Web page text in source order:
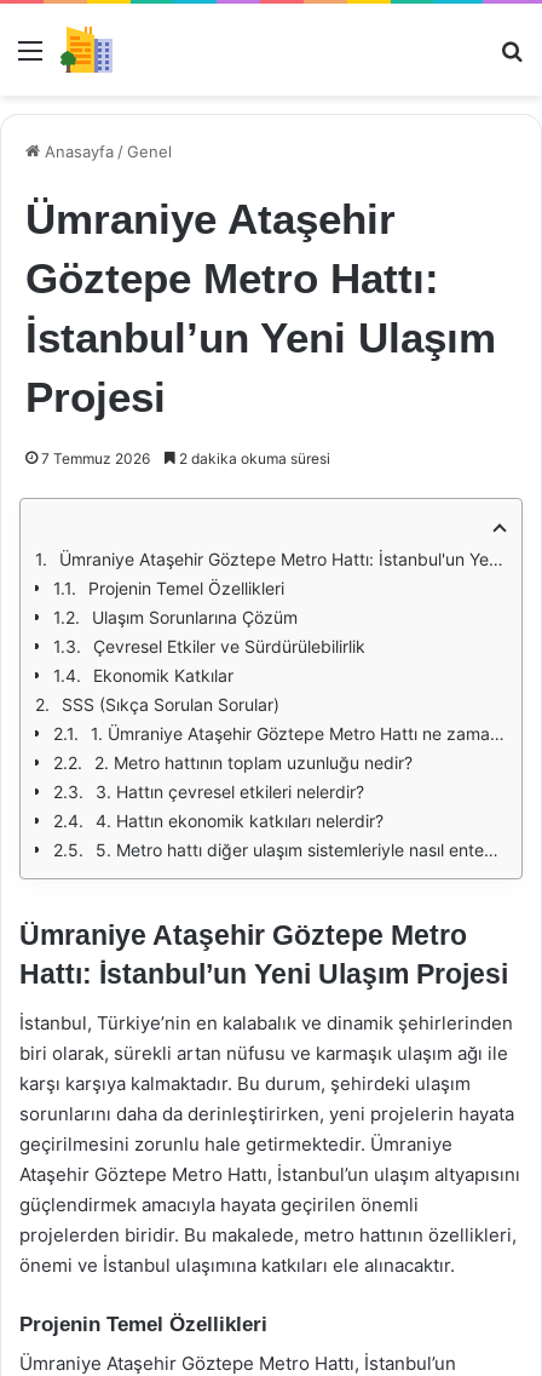
Menü
Anasayfa /Genel
Ümraniye Ataşehir
Göztepe Metro Hattı:
İstanbul’un Yeni Ulaşım
Projesi
7 Temmuz 2026 2 dakika okuma süresi
Ümraniye Ataşehir Göztepe Metro Hattı: İstanbul'un Yeni Ulaşım Projesi
Projenin Temel Özellikleri
Ulaşım Sorunlarına Çözüm
Çevresel Etkiler ve Sürdürülebilirlik
Ekonomik Katkılar
SSS (Sıkça Sorulan Sorular)
1. Ümraniye Ataşehir Göztepe Metro Hattı ne zaman açılacak?
2. Metro hattının toplam uzunluğu nedir?
3. Hattın çevresel etkileri nelerdir?
4. Hattın ekonomik katkıları nelerdir?
5. Metro hattı diğer ulaşım sistemleriyle nasıl entegre olacak?
Ümraniye Ataşehir Göztepe Metro
Hattı: İstanbul’un Yeni Ulaşım Projesi
İstanbul, Türkiye’nin en kalabalık ve dinamik şehirlerinden
biri olarak, sürekli artan nüfusu ve karmaşık ulaşım ağı ile
karşı karşıya kalmaktadır. Bu durum, şehirdeki ulaşım
sorunlarını daha da derinleştirirken, yeni projelerin hayata
geçirilmesini zorunlu hale getirmektedir. Ümraniye
Ataşehir Göztepe Metro Hattı, İstanbul’un ulaşım altyapısını
güçlendirmek amacıyla hayata geçirilen önemli
projelerden biridir. Bu makalede, metro hattının özellikleri,
önemi ve İstanbul ulaşımına katkıları ele alınacaktır.
Projenin Temel Özellikleri
Ümraniye Ataşehir Göztepe Metro Hattı, İstanbul’un